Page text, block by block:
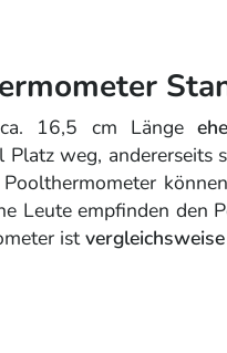
16,5 cm Länge
weg, andererseits
Leute empfinden den
ist